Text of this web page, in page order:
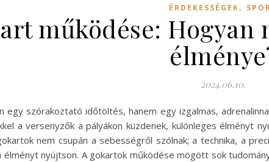
ÉRDEKESSÉGEK,
működése: Hogyan
2024.06.10.
egy szórakoztató időtöltés, hanem egy izgalmas,
a versenyzők a pályákon küzdenek, különleges élményt
nem csupán a sebességről szólnak; a technika, a
nyújtson. A gokartok működése mögött sok